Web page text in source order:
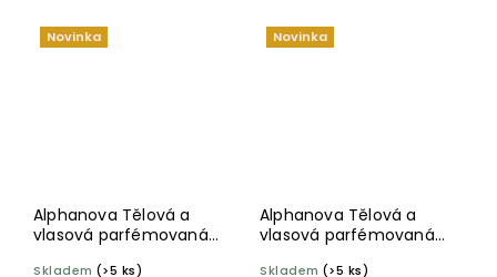
Novinka
Alphanova Tělová a
vlasová parfémovaná
Skladem (>5 ks)
Novinka
Alphanova Tělová a
vlasová parfémovaná
Skladem (>5 ks)